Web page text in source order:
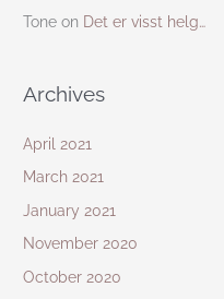
Tone on Det er visst helg…
Archives
April 2021
March 2021
January 2021
November 2020
October 2020